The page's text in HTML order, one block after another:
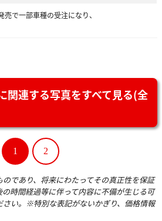
で一部車種の受注になり、
関連する写真をすべて見る(全
1 2
であり、将来にわたってその真正性を保証
時間経過等に伴って内容に不備が生じる可
さい。※特別な表記がないかぎり、価格情報